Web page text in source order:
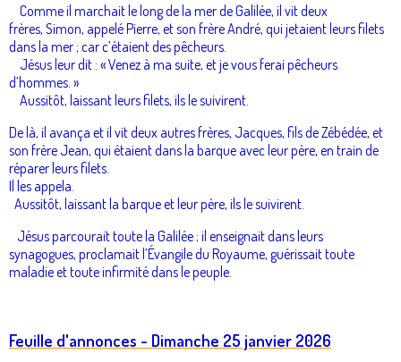
Comme il marchait le long de la mer de Galilée, il vit deux
frères, Simon, appelé Pierre, et son frère André, qui jetaient leurs filets
dans la mer ; car c’étaient des pêcheurs.
Jésus leur dit : « Venez à ma suite, et je vous ferai pêcheurs
d’hommes. »
Aussitôt, laissant leurs filets, ils le suivirent.
De là, il avança et il vit deux autres frères, Jacques, fils de Zébédée, et
son frère Jean, qui étaient dans la barque avec leur père, en train de
réparer leurs filets.
Il les appela.
Aussitôt, laissant la barque et leur père, ils le suivirent.
Jésus parcourait toute la Galilée ; il enseignait dans leurs
synagogues, proclamait l’Évangile du Royaume, guérissait toute
maladie et toute infirmité dans le peuple.
Feuille d'annonces - Dimanche 25 janvier 2026